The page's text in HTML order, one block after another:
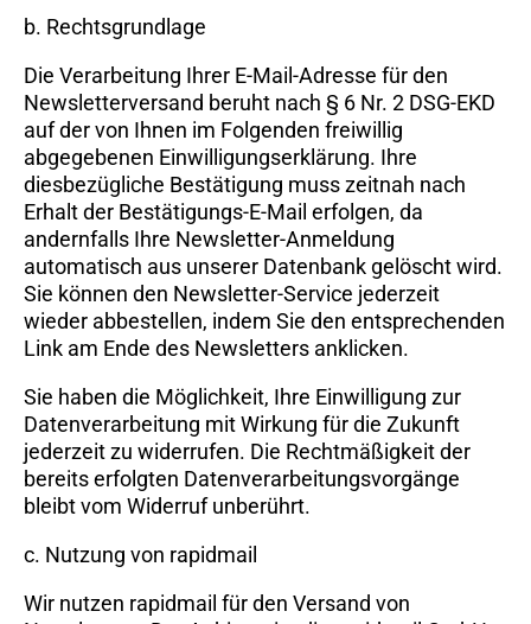
b. Rechtsgrundlage
Die Verarbeitung Ihrer E-Mail-Adresse für den
Newsletterversand beruht nach § 6 Nr. 2 DSG-EKD
auf der von Ihnen im Folgenden freiwillig
abgegebenen Einwilligungserklärung. Ihre
diesbezügliche Bestätigung muss zeitnah nach
Erhalt der Bestätigungs-E-Mail erfolgen, da
andernfalls Ihre Newsletter-Anmeldung
automatisch aus unserer Datenbank gelöscht wird.
Sie können den Newsletter-Service jederzeit
wieder abbestellen, indem Sie den entsprechenden
Link am Ende des Newsletters anklicken.
Sie haben die Möglichkeit, Ihre Einwilligung zur
Datenverarbeitung mit Wirkung für die Zukunft
jederzeit zu widerrufen. Die Rechtmäßigkeit der
bereits erfolgten Datenverarbeitungsvorgänge
bleibt vom Widerruf unberührt.
c. Nutzung von rapidmail
Wir nutzen rapidmail für den Versand von